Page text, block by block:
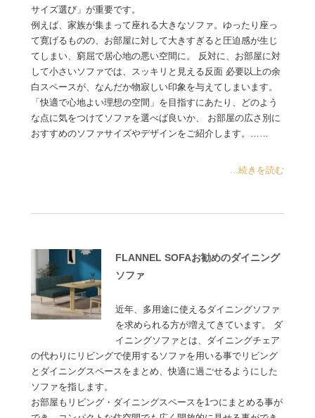
サイズ選び」が重要です。
例えば、家族が集まって座れる大きなソファ。ゆったり座っ
て寛げるものの、お部屋に対して大きすぎると圧迫感が生じ
てしまい、窮屈で居心地の悪い空間に。 反対に、お部屋に対
して小さいソファでは、スッキリと見える反面 必要以上の余
白スペースが、なんだか物寂しい印象を与えてしまいます。
「快適で心地よい理想の空間」を目指すにあたり、どのよう
な点に気をつけてソファを選べば良いか、 お部屋の広さ別に
おすすめのソファサイズやデザインをご紹介します。……
...続きを読む
FLANNEL SOFAお勧めのダイニング
ソファ
近年、多用途に使えるダイニングソファ
を求められる方が増えてきています。 ダ
イニングソファとは、ダイニングチェア
の代わりにリビングで使用するソファを用いる事でリビング
とダイニングスペースをまとめ、快適に過ごせるようにした
ソファを指します。
お部屋もリビング・ダイニングスペースを1つにまとめる事が